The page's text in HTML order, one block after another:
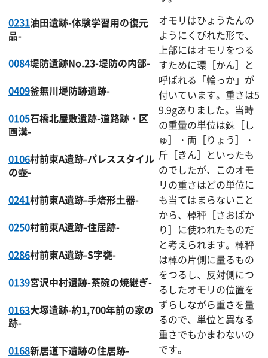
0231油田遺跡-体験学習用の復元
品-
0084堤防遺跡No.23-堤防の内部-
0409釜無川堤防跡遺跡-
0105石橋北屋敷遺跡-道路跡・区
画溝-
0106村前東A遺跡-パレススタイル
の壺-
0241村前東A遺跡-手焙形土器-
0250村前東A遺跡-住居跡-
0286村前東A遺跡-S字甕-
0139宮沢中村遺跡-茶碗の焼継ぎ-
0163大塚遺跡-約1,700年前の家の
跡-
0168新居道下遺跡の住居跡-
オモリはひょうたんの
ようにくびれた形で、
上部にはオモリをつる
すために環［かん］と
呼ばれる「輪っか」が
付いています。重さは5
9.9gありました。当時
の重量の単位は銖［し
ゅ］・両［りょう］・
斤［きん］といったも
のでしたが、このオモ
リの重さはどの単位に
も当てはまらないこと
から、棹秤［さおばか
り］に使われたものだ
と考えられます。棹秤
は棹の片側に量るもの
をつるし、反対側につ
るしたオモリの位置を
ずらしながら重さを量
るので、単位と異なる
重さでもかまわないの
です。